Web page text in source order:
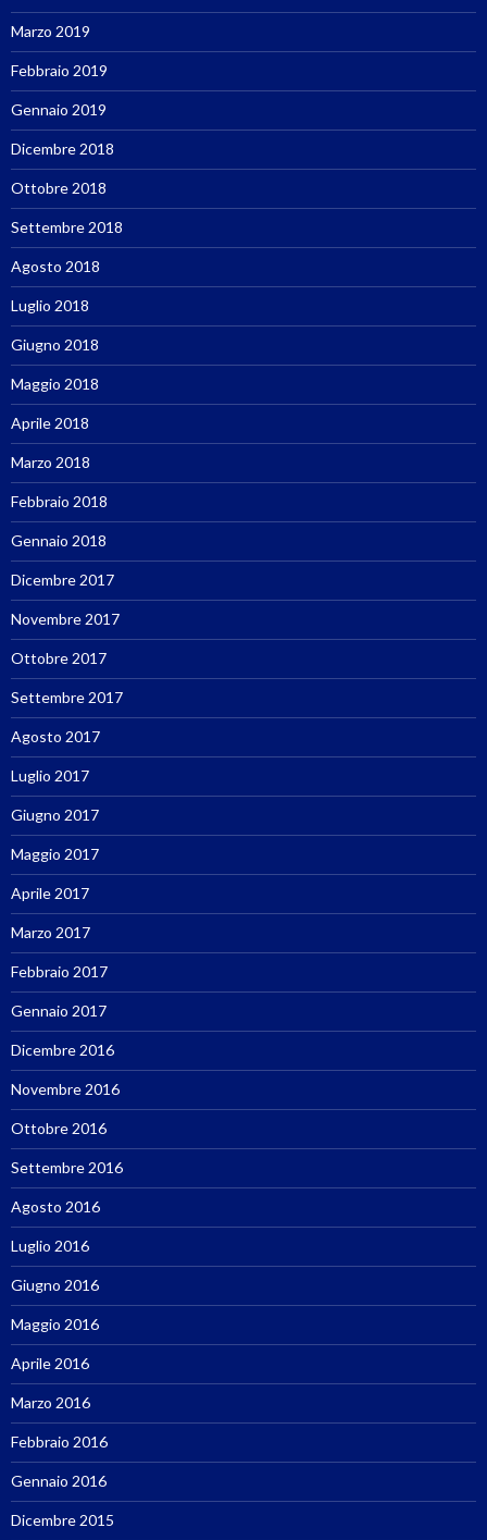
Marzo 2019
Febbraio 2019
Gennaio 2019
Dicembre 2018
Ottobre 2018
Settembre 2018
Agosto 2018
Luglio 2018
Giugno 2018
Maggio 2018
Aprile 2018
Marzo 2018
Febbraio 2018
Gennaio 2018
Dicembre 2017
Novembre 2017
Ottobre 2017
Settembre 2017
Agosto 2017
Luglio 2017
Giugno 2017
Maggio 2017
Aprile 2017
Marzo 2017
Febbraio 2017
Gennaio 2017
Dicembre 2016
Novembre 2016
Ottobre 2016
Settembre 2016
Agosto 2016
Luglio 2016
Giugno 2016
Maggio 2016
Aprile 2016
Marzo 2016
Febbraio 2016
Gennaio 2016
Dicembre 2015